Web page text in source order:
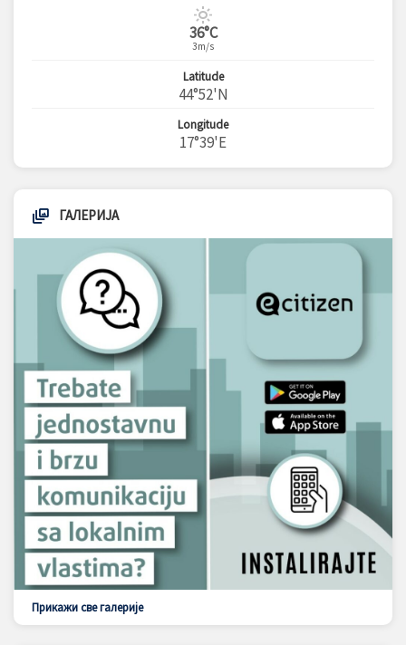
36°C
3m/s
Latitude
44°52'N
Longitude
17°39'E
ГАЛЕРИЈА
Прикажи све галерије